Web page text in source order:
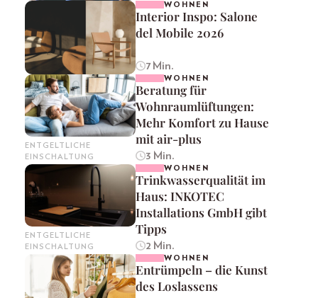
WOHNEN
Interior Inspo: Salone
del Mobile 2026
7 Min.
ENTGELTLICHE
EINSCHALTUNG
WOHNEN
Beratung für
Wohnraumlüftungen:
Mehr Komfort zu Hause
mit air-plus
3 Min.
ENTGELTLICHE
EINSCHALTUNG
WOHNEN
Trinkwasserqualität im
Haus: INKOTEC
Installations GmbH gibt
Tipps
2 Min.
WOHNEN
Entrümpeln – die Kunst
des Loslassens